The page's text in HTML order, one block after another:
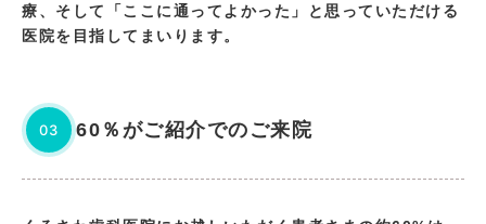
療、そして「ここに通ってよかった」と思っていただける
医院を目指してまいります。
03 60％がご紹介でのご来院